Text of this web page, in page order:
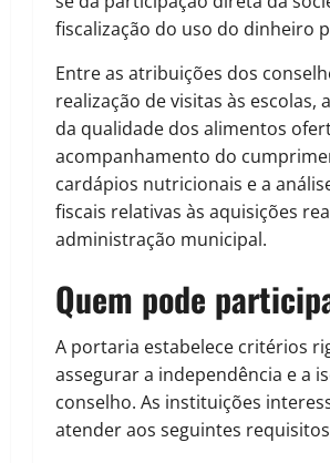
fiscalização do uso do dinheiro
Entre as atribuições dos
realização de visitas às escolas,
da qualidade dos alimentos
acompanhamento do
cardápios nutricionais e a
fiscais relativas às aquisições
administração municipal.
Quem pode
A portaria estabelece critérios
assegurar a independência e a
conselho. As instituições
atender aos seguintes